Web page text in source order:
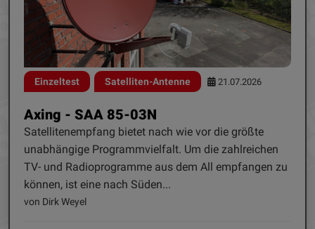
Einzeltest Satelliten-Antenne 21.07.2026
Axing - SAA 85-03N
Satellitenempfang bietet nach wie vor die größte
unabhängige Programmvielfalt. Um die zahlreichen
TV- und Radioprogramme aus dem All empfangen zu
können, ist eine nach Süden...
von Dirk Weyel